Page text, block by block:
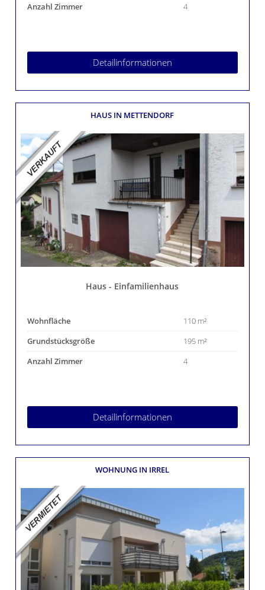
Anzahl Zimmer
4
Detailinformationen
HAUS IN METTENDORF
Haus - Einfamilienhaus
Wohnfläche
110 m²
Grundstücksgröße
195 m²
Anzahl Zimmer
4
Detailinformationen
WOHNUNG IN IRREL